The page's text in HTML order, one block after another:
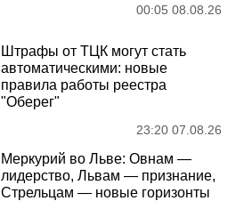
00:05 08.08.26
Штрафы от ТЦК могут стать
автоматическими: новые
правила работы реестра
"Оберег"
23:20 07.08.26
Меркурий во Льве: Овнам —
лидерство, Львам — признание,
Стрельцам — новые горизонты